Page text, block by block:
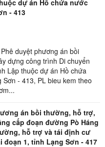
dự án Hồ chứa nước
- 413
duyệt phương án bồi
dựng công trình Di chuyển
Lập thuộc dự án Hồ chứa
Sơn - 413, PL bieu kem theo
án bồi thường, hỗ trợ,
cấp đoạn đường Pò Háng
hỗ trợ và tái định cư
1, tỉnh Lạng Sơn - 417